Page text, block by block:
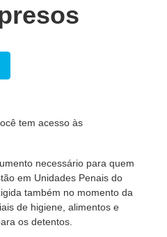
tem acesso às
necessário para quem
em Unidades Penais do
também no momento da
de higiene, alimentos e
os detentos.